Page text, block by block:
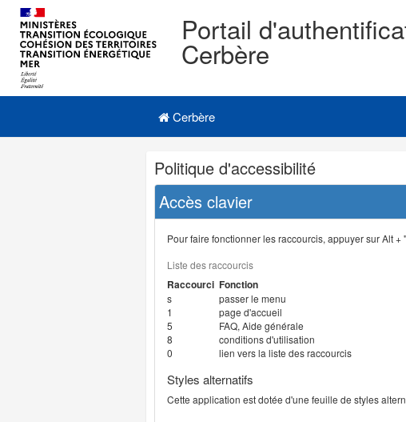
Portail
Cerbère
Navigation
Menu principal
Cerbère
Navigation
et
outils
annexes
Politique d'accessibilité
Accès clavier
Pour faire fonctionner les raccourcis, appuyer sur Alt
Liste des raccourcis
Raccourci Fonction
s
passer le menu
1
page d'accueil
5
FAQ, Aide générale
8
conditions d'utilisation
0
lien vers la liste des raccourcis
Styles alternatifs
Cette application est dotée d'une feuille de styles